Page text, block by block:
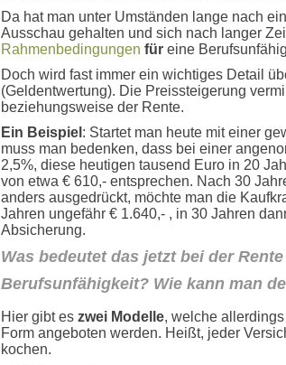
Da hat man unter Umständen lange nach
Ausschau gehalten und sich nach langer
Rahmenbedingungen für eine
Doch wird fast immer ein wichtiges Detail
(Geldentwertung). Die Preissteigerung
beziehungsweise der Rente.
Ein Beispiel : Startet man heute mit einer
muss man bedenken, dass bei einer
2,5%, diese heutigen tausend Euro in 20
von etwa € 610,- entsprechen. Nach 30
anders ausgedrückt, möchte man die
Jahren ungefähr € 1.640,- , in 30 Jahren
Absicherung.
Was bedeutet das jetzt bei der
Berufsunfähigkeit? Wie kann man
Hier gibt es zwei Modelle, welche
Form angeboten werden. Heißt, jeder
kochen.